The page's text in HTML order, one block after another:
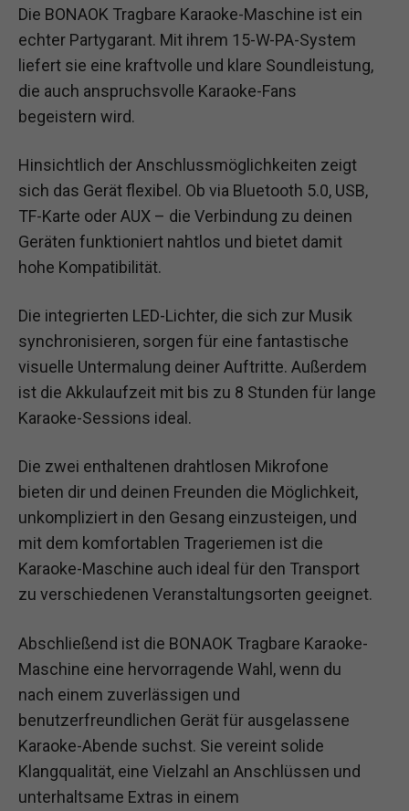
Die BONAOK Tragbare Karaoke-Maschine ist ein
echter Partygarant. Mit ihrem 15-W-PA-System
liefert sie eine kraftvolle und klare Soundleistung,
die auch anspruchsvolle Karaoke-Fans
begeistern wird.
Hinsichtlich der Anschlussmöglichkeiten zeigt
sich das Gerät flexibel. Ob via Bluetooth 5.0, USB,
TF-Karte oder AUX – die Verbindung zu deinen
Geräten funktioniert nahtlos und bietet damit
hohe Kompatibilität.
Die integrierten LED-Lichter, die sich zur Musik
synchronisieren, sorgen für eine fantastische
visuelle Untermalung deiner Auftritte. Außerdem
ist die Akkulaufzeit mit bis zu 8 Stunden für lange
Karaoke-Sessions ideal.
Die zwei enthaltenen drahtlosen Mikrofone
bieten dir und deinen Freunden die Möglichkeit,
unkompliziert in den Gesang einzusteigen, und
mit dem komfortablen Trageriemen ist die
Karaoke-Maschine auch ideal für den Transport
zu verschiedenen Veranstaltungsorten geeignet.
Abschließend ist die BONAOK Tragbare Karaoke-
Maschine eine hervorragende Wahl, wenn du
nach einem zuverlässigen und
benutzerfreundlichen Gerät für ausgelassene
Karaoke-Abende suchst. Sie vereint solide
Klangqualität, eine Vielzahl an Anschlüssen und
unterhaltsame Extras in einem